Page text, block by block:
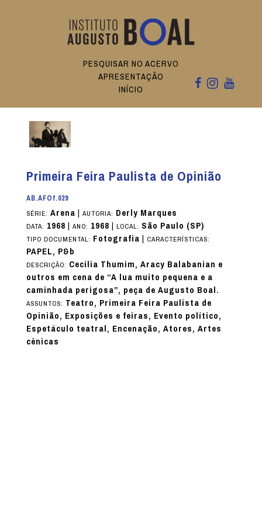
PESQUISAR NO ACERVO
APRESENTAÇÃO
INÍCIO
Primeira Feira Paulista de Opinião
AB.AFOf.029
SÉRIE: Arena| AUTORIA: Derly Marques
DATA: 1968| ANO: 1968| LOCAL: São Paulo (SP)
TIPO DOCUMENTAL: Fotografia| CARACTERÍSTICAS:
PAPEL, P&b
DESCRIÇÃO: Cecilia Thumim, Aracy Balabanian e
outros em cena de “A lua muito pequena e a
caminhada perigosa”, peça de Augusto Boal.
ASSUNTOS: Teatro, Primeira Feira Paulista de
Opinião, Exposições e feiras, Evento político,
Espetáculo teatral, Encenação, Atores, Artes
cênicas